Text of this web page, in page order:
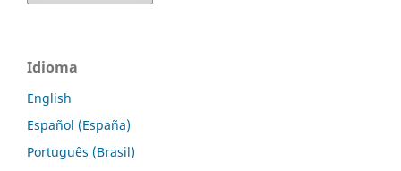
Idioma
English
Español (España)
Português (Brasil)